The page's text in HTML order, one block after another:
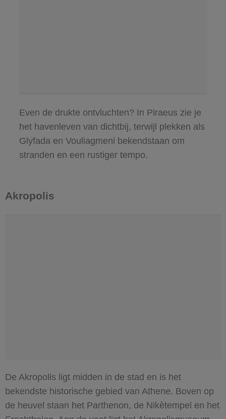
Even de drukte ontvluchten? In Piraeus zie je
het havenleven van dichtbij, terwijl plekken als
Glyfada en Vouliagmeni bekendstaan om
stranden en een rustiger tempo.
Akropolis
De Akropolis ligt midden in de stad en is het
bekendste historische gebied van Athene. Boven op
de heuvel staan het Parthenon, de Nikètempel en het